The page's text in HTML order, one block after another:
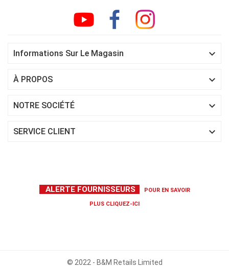
Informations Sur Le Magasin 
À PROPOS 
NOTRE SOCIÉTÉ 
SERVICE CLIENT 
ALERTE FOURNISSEURS POUR EN SAVOIR
PLUS CLIQUEZ-ICI
© 2022 - B&M Retails Limited